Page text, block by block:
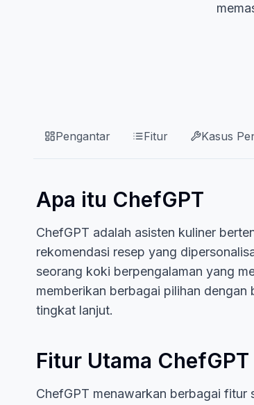
Pengantar Fitur Kasus
Apa itu ChefGPT
ChefGPT adalah asisten kuliner
rekomendasi resep yang
seorang koki berpengalaman yang
memberikan berbagai pilihan
tingkat lanjut.
Fitur Utama ChefGPT
ChefGPT menawarkan berbagai